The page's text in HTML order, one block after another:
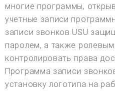
многие программы,
учетные записи
записи звонков USU
паролем, а также
контролировать права
Программа записи
установку логотипа на